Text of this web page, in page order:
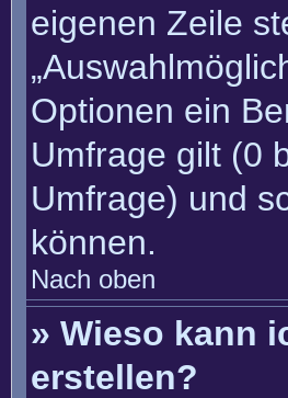
eigenen Zeile
Optionen ein
Umfrage gilt (0
Umfrage) und
können.
Nach oben
» Wieso kann
erstellen?